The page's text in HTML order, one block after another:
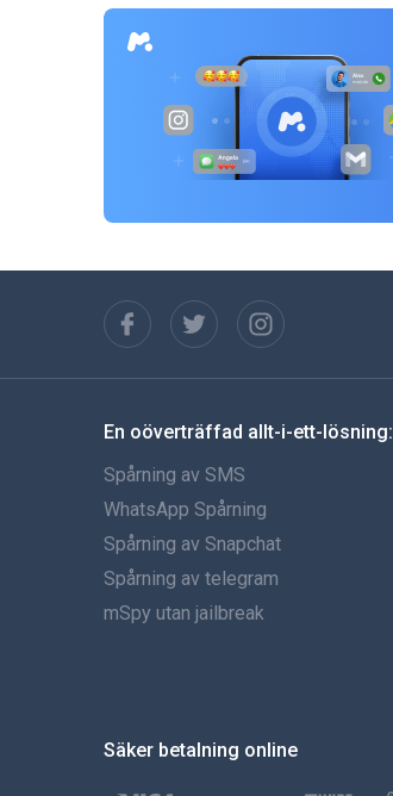
En oöverträffad allt-i-ett-lösning:
Spårning av SMS
WhatsApp Spårning
Spårning av Snapchat
Spårning av telegram
mSpy utan jailbreak
Säker betalning online